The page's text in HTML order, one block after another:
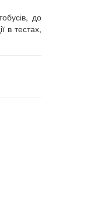
до
в тестах,